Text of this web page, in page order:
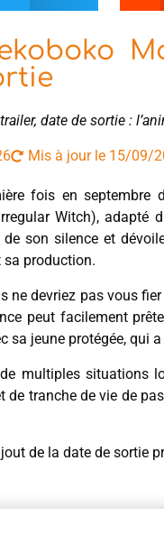
date de sortie :
Mis à jour le 15/09/
fois en septembre
Witch), adapté
son silence et
sa production.
ne devriez pas vous
peut facilement
sa jeune protégée, qui
multiples situations
de tranche de vie de
de la date de sortie